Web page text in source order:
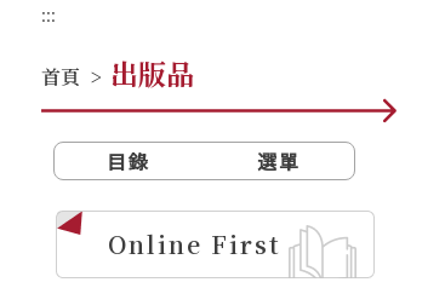
:::
首頁 > 出版品
目錄 選單
Online First